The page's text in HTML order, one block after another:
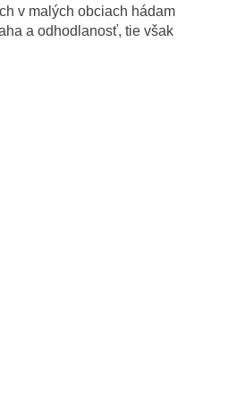
v malých obciach hádam
a odhodlanosť, tie však